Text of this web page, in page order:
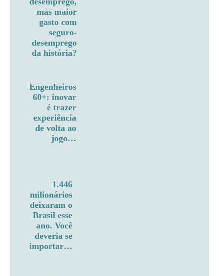
mas maior
gasto com
seguro-
desemprego
da história?
Engenheiros
60+: inovar
é trazer
experiência
de volta ao
jogo…
1.446
milionários
deixaram o
Brasil esse
ano. Você
deveria se
importar…